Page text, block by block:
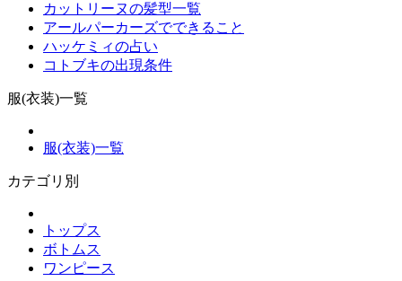
カットリーヌの髪型一覧
アールパーカーズでできること
ハッケミィの占い
コトブキの出現条件
服(衣装)一覧
服(衣装)一覧
カテゴリ別
トップス
ボトムス
ワンピース